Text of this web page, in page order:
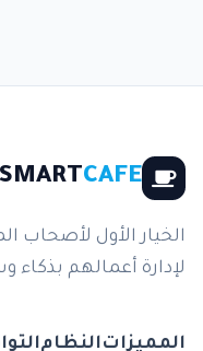
SMART CAFE
الخيار الأول لأصحاب
لإدارة أعمالهم بذكاء
المميزاتالنظام